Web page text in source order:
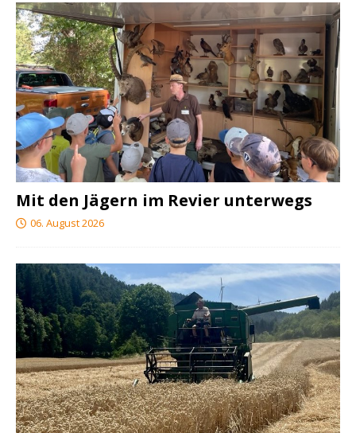
Mit den Jägern im Revier unterwegs
06. August 2026